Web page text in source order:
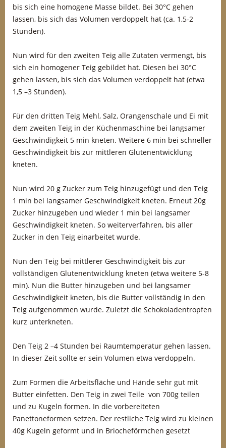
bis sich eine homogene Masse bildet. Bei 30°C gehen
lassen, bis sich das Volumen verdoppelt hat (ca. 1,5-2
Stunden).
Nun wird für den zweiten Teig alle Zutaten vermengt, bis
sich ein homogener Teig gebildet hat. Diesen bei 30°C
gehen lassen, bis sich das Volumen verdoppelt hat (etwa
1,5 –3 Stunden).
Für den dritten Teig Mehl, Salz, Orangenschale und Ei mit
dem zweiten Teig in der Küchenmaschine bei langsamer
Geschwindigkeit 5 min kneten. Weitere 6 min bei schneller
Geschwindigkeit bis zur mittleren Glutenentwicklung
kneten.
Nun wird 20 g Zucker zum Teig hinzugefügt und den Teig
1 min bei langsamer Geschwindigkeit kneten. Erneut 20g
Zucker hinzugeben und wieder 1 min bei langsamer
Geschwindigkeit kneten. So weiterverfahren, bis aller
Zucker in den Teig einarbeitet wurde.
Nun den Teig bei mittlerer Geschwindigkeit bis zur
vollständigen Glutenentwicklung kneten (etwa weitere 5-8
min). Nun die Butter hinzugeben und bei langsamer
Geschwindigkeit kneten, bis die Butter vollständig in den
Teig aufgenommen wurde. Zuletzt die Schokoladentropfen
kurz unterkneten.
Den Teig 2 –4 Stunden bei Raumtemperatur gehen lassen.
In dieser Zeit sollte er sein Volumen etwa verdoppeln.
Zum Formen die Arbeitsfläche und Hände sehr gut mit
Butter einfetten. Den Teig in zwei Teile von 700g teilen
und zu Kugeln formen. In die vorbereiteten
Panettoneformen setzen. Der restliche Teig wird zu kleinen
40g Kugeln geformt und in Briocheförmchen gesetzt